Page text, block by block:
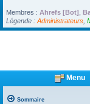
Membres : Ahrefs [Bot]
Légende : Administrateurs
Menu
Sommaire